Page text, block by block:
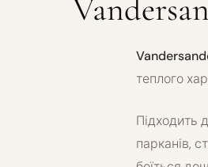
теплого
Підходить
парканів,